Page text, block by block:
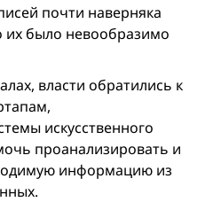
почти наверняка
их было невообразимо
власти обратились к
искусственного
проанализировать и
информацию из